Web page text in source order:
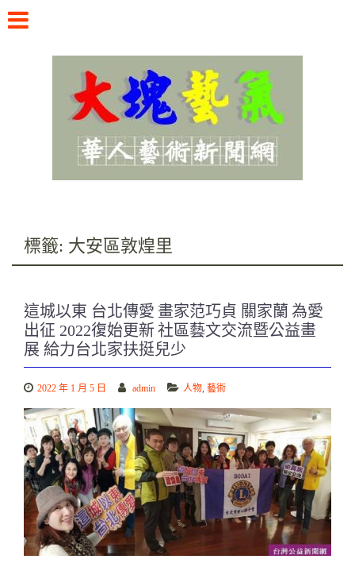
content
標籤: 大安區敦煌里
這城以東 台北傳愛 畫家范巧貞 關家蘭 為愛
出征 2022復始更新 社區藝文交流暨公益畫
展 給力台北家扶挺兒少
2022 年 1 月 5 日 admin 人物, 藝術